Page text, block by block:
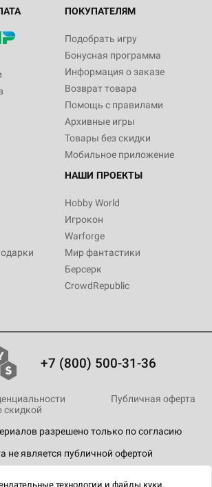
ПОКУПАТЕЛЯМ
Подобрать игру
Бонусная программа
Информация о заказе
Возврат товара
Помощь с правилами
Архивные игры
Товары без скидки
Мобильное приложение
НАШИ ПРОЕКТЫ
Hobby World
Игрокон
Warforge
Мир фантастики
Берсерк
CrowdRepublic
+7 (800) 500-31-36
разрешено только по согласию
не является публичной офертой
Публичная оферта
скидкой
технологии и файлы куки.